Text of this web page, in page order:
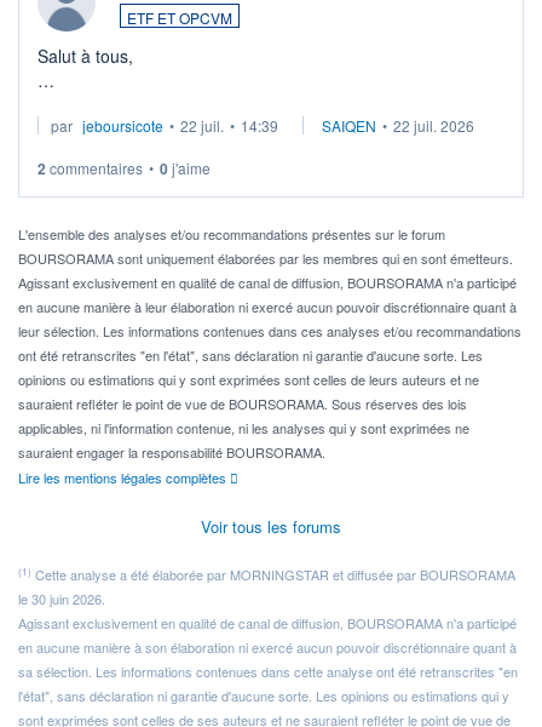
ETF ET OPCVM
Salut à tous,
via un ETF plutôt que des actions individuelles.
Idéalement, je voudrais qu'il soit éligible au PEA.
Pour l' ...
par jeboursicote • 22 juil. • 14:39 SAIQEN • 22 juil. 2026
2 commentaires • 0j'aime
L'ensemble des analyses et/ou recommandations présentes sur le forum
BOURSORAMA sont uniquement élaborées par les membres qui en sont émetteurs.
Agissant exclusivement en qualité de canal de diffusion, BOURSORAMA n'a participé
en aucune manière à leur élaboration ni exercé aucun pouvoir discrétionnaire quant à
leur sélection. Les informations contenues dans ces analyses et/ou recommandations
ont été retranscrites "en l'état", sans déclaration ni garantie d'aucune sorte. Les
opinions ou estimations qui y sont exprimées sont celles de leurs auteurs et ne
sauraient refléter le point de vue de BOURSORAMA. Sous réserves des lois
applicables, ni l'information contenue, ni les analyses qui y sont exprimées ne
sauraient engager la responsabilité BOURSORAMA.
Lire les mentions légales complètes
Voir tous les forums
(1) Cette analyse a été élaborée par MORNINGSTAR et diffusée par BOURSORAMA
le 30 juin 2026.
Agissant exclusivement en qualité de canal de diffusion, BOURSORAMA n'a participé
en aucune manière à son élaboration ni exercé aucun pouvoir discrétionnaire quant à
sa sélection. Les informations contenues dans cette analyse ont été retranscrites "en
l'état", sans déclaration ni garantie d'aucune sorte. Les opinions ou estimations qui y
sont exprimées sont celles de ses auteurs et ne sauraient refléter le point de vue de